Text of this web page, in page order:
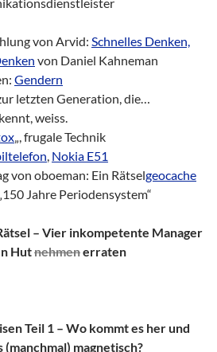
von Arvid: Schnelles Denken,
von Daniel Kahneman
Gendern
letzten Generation, die…
weiss.
„, frugale Technik
, Nokia E51
von oboeman: Ein Rätselgeocache
Jahre Periodensystem“
– Vier inkompetente Manager
Hutnehmenerraten
Teil 1 – Wo kommt es her und
(manchmal) magnetisch?